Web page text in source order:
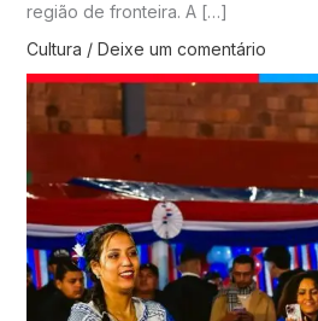
região de fronteira. A […]
Cultura / Deixe um comentário